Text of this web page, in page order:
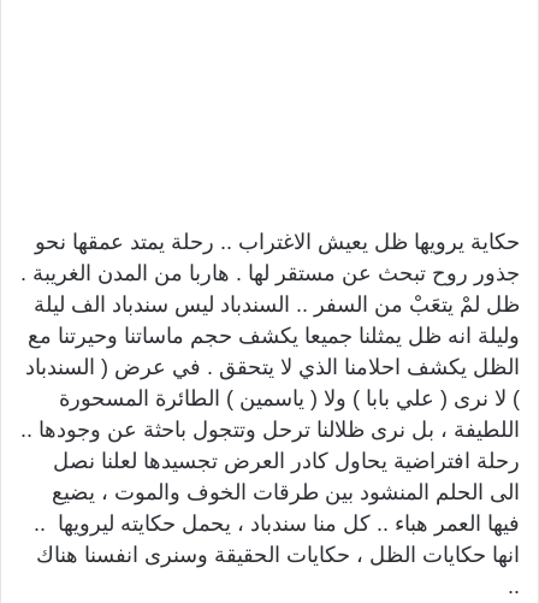
حكاية يرويها ظل يعيش الاغتراب .. رحلة يمتد عمقها نحو
جذور روح تبحث عن مستقر لها . هاربا من المدن الغريبة .
ظل لمْ يتعَبْ من السفر .. السندباد ليس سندباد الف ليلة
وليلة انه ظل يمثلنا جميعا يكشف حجم ماساتنا وحيرتنا مع
الظل يكشف احلامنا الذي لا يتحقق . في عرض ( السندباد
) لا نرى ( علي بابا ) ولا ( ياسمين ) الطائرة المسحورة
اللطيفة ، بل نرى ظلالنا ترحل وتتجول باحثة عن وجودها ..
رحلة افتراضية يحاول كادر العرض تجسيدها لعلنا نصل
الى الحلم المنشود بين طرقات الخوف والموت ، يضيع
فيها العمر هباء .. كل منا سندباد ، يحمل حكايته ليرويها ..
انها حكايات الظل ، حكايات الحقيقة وسنرى انفسنا هناك
..